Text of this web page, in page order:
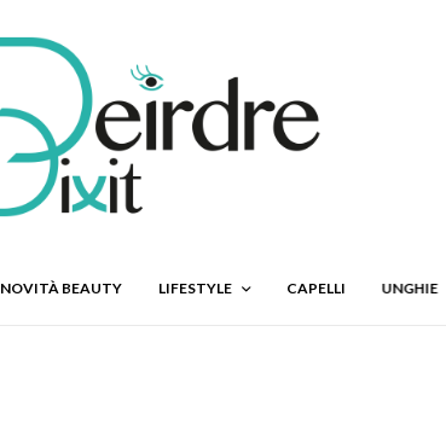
NOVITÀ BEAUTY LIFESTYLE CAPELLI UNGHIE